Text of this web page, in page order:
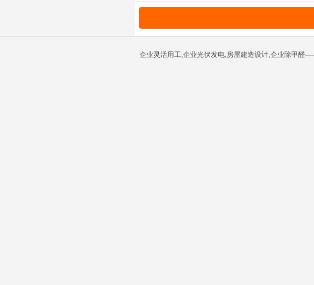
企业灵活用工,企业光伏发电,房屋建造设计,企业除甲醛